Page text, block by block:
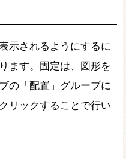
示されるようにするに
ます。固定は、図形を
の「配置」グループに
リックすることで行い